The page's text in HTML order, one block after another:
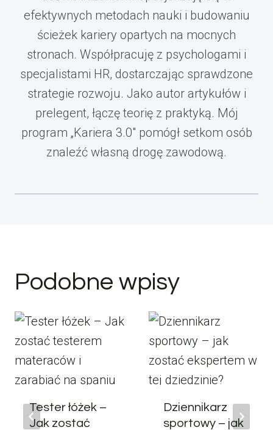
efektywnych metodach nauki i budowaniu
ścieżek kariery opartych na mocnych
stronach. Współpracuję z psychologami i
specjalistami HR, dostarczając sprawdzone
strategie rozwoju. Jako autor artykułów i
prelegent, łączę teorię z praktyką. Mój
program „Kariera 3.0" pomógł setkom osób
znaleźć własną drogę zawodową.
Podobne wpisy
Tester łóżek –
Jak zostać
Dziennikarz
sportowy – jak